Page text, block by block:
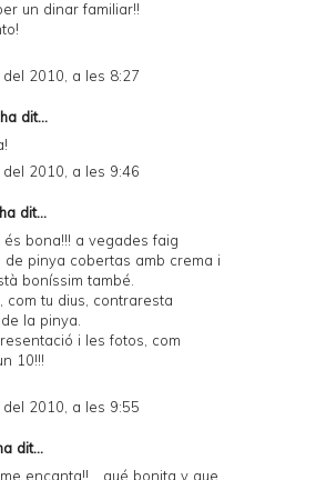
un dinar familiar!!
del 2010, a les 8:27
ha dit...
del 2010, a les 9:46
ha dit...
és bona!!! a vegades faig
de pinya cobertas amb crema i
boníssim també.
com tu dius, contraresta
la pinya.
i les fotos, com
10!!!
del 2010, a les 9:55
dit...
encanta!!... qué bonita y que